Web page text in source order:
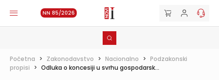
NN 85/2026
Početna > Zakonodavstvo > Nacionalno > Podzakonski
propisi > Odluka o koncesiji u svrhu gospodarsk...